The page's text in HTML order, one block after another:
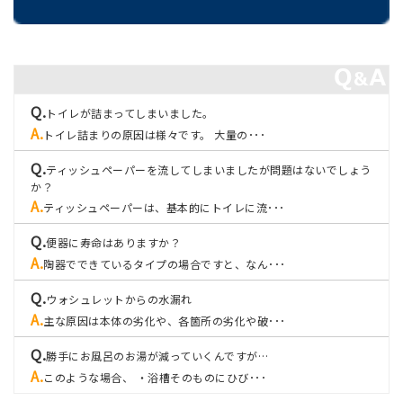
トイレが詰まってしまいました。
トイレ詰まりの原因は様々です。 大量の･･･
ティッシュペーパーを流してしまいましたが問題はないでしょう
か？
ティッシュペーパーは、基本的にトイレに流･･･
便器に寿命はありますか？
陶器でできているタイプの場合ですと、なん･･･
ウォシュレットからの水漏れ
主な原因は本体の劣化や、各箇所の劣化や破･･･
勝手にお風呂のお湯が減っていくんですが…
このような場合、 ・浴槽そのものにひび･･･